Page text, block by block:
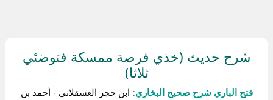
شرح حديث (خذي فرصة ممسكة فتوضئي
ثلاثا)
فتح الباري شرح صحيح البخاري: ابن حجر العسقلاني - أحمد بن